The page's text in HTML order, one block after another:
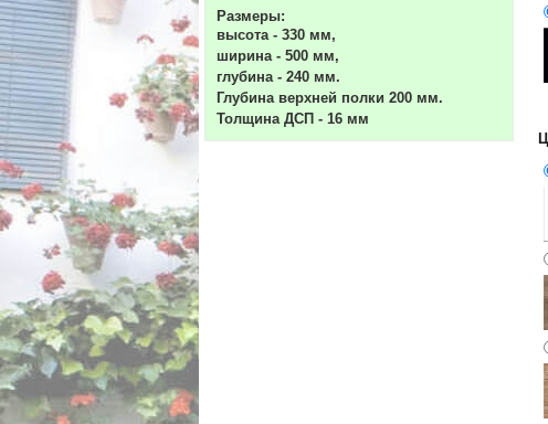
Размеры:
высота - 330 мм,
ширина - 500 мм,
глубина - 240 мм.
Глубина верхней полки 200 мм.
Толщина ДСП - 16 мм